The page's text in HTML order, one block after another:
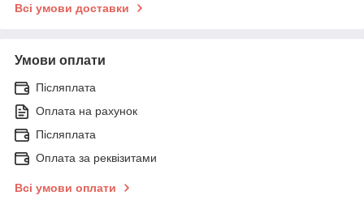
Всі умови доставки
Умови оплати
Післяплата
Оплата на рахунок
Післяплата
Оплата за реквізитами
Всі умови оплати